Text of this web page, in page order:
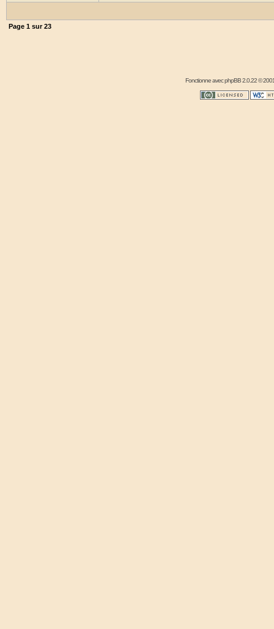
Page 1 sur23
Fonctionne avecphpBB2.0.22 ©